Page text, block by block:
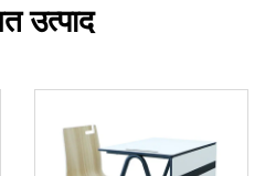
उत्पाद